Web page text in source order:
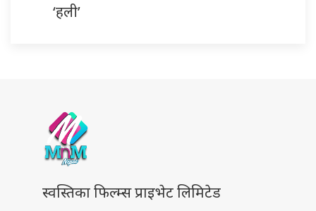
‘हली’
स्वस्तिका फिल्म्स प्राइभेट लिमिटेड